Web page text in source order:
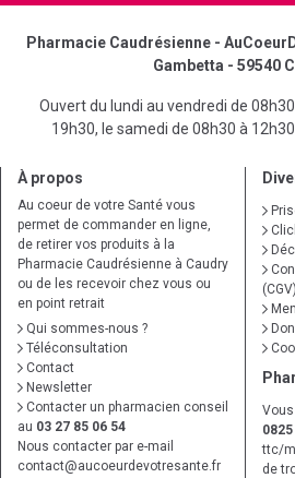
Pharmacie Caudrésienne -
Gambetta - 59540
Ouvert du lundi au vendredi de
19h30, le samedi de 08h30 à
À propos
Au coeur de votre Santé vous
permet de commander en ligne,
de retirer vos produits à la
Pharmacie Caudrésienne à Caudry
ou de les recevoir chez vous ou
en point retrait
Qui sommes-nous ?
Téléconsultation
Contact
Newsletter
Contacter un pharmacien conseil
au 03 27 85 06 54
Nous contacter par e-mail
contact@aucoeurdevotresante.fr
(CGV)
ttc/
de